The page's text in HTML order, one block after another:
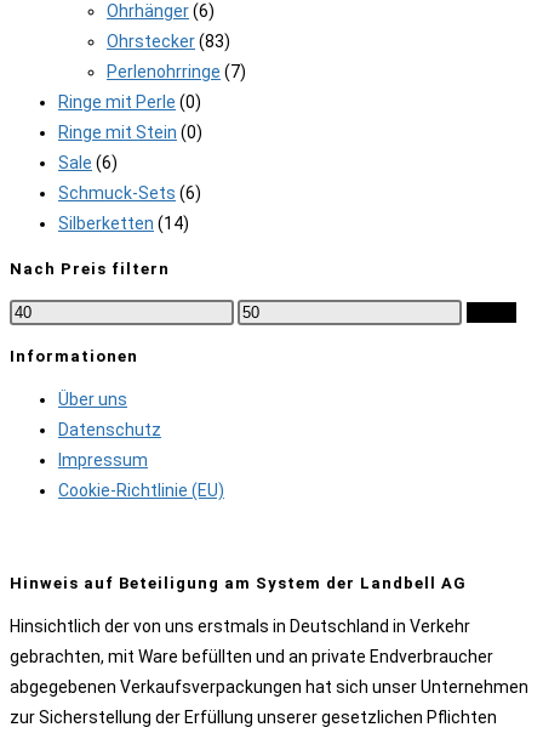
Ohrhänger(6)
Ohrstecker(83)
Perlenohrringe (7)
Ringe mit Perle (0)
Ringe mit Stein (0)
Sale (6)
Schmuck-Sets (6)
Silberketten (14)
Nach Preis filtern
Min.
Max.
Informationen
Über uns
Datenschutz
Impressum
Cookie-Richtlinie (EU)
Hinweis auf Beteiligung am System der Landbell AG
Hinsichtlich der von uns erstmals in Deutschland in Verkehr
gebrachten, mit Ware befüllten und an private Endverbraucher
abgegebenen Verkaufsverpackungen hat sich unser Unternehmen
zur Sicherstellung der Erfüllung unserer gesetzlichen Pflichten